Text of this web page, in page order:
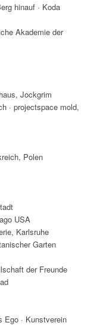
hinauf · Koda
Akademie der
Jockgrim
· projectspace mold,
Polen
USA
Karlsruhe
Garten
der Freunde
Ego · Kunstverein